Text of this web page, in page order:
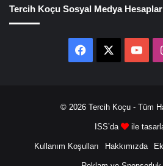
Tercih Koçu Sosyal Medya
Facebook
© 2026 Tercih Koçu - Tüm
ISS’da ile
Kullanım Koşulları Hakkımızda